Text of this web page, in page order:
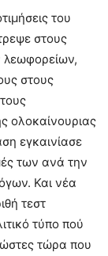
του
στους
λεωφορείων,
στους
ολοκαίνουριας
εγκαινίασε
των ανά την
Και νέα
τεστ
τύπο πού
τώρα που